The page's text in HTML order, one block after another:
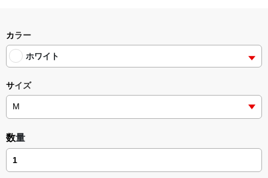
カラー
ホワイト
サイズ
数量